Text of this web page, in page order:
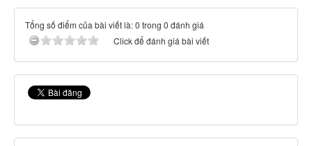
Tổng số điểm của bài viết là: 0 trong 0 đánh giá
Click để đánh giá bài viết